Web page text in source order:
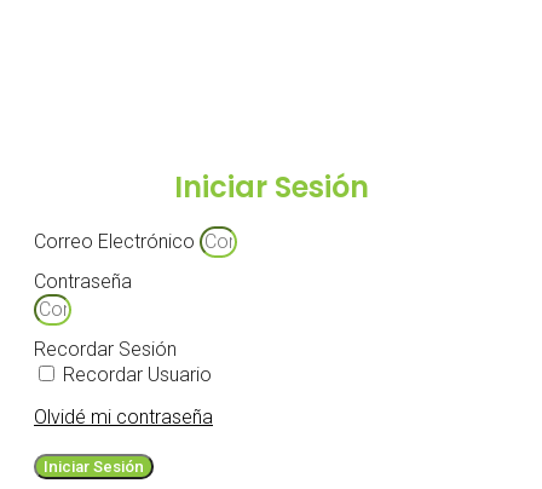
Iniciar Sesión
Correo Electrónico
Contraseña
Recordar Sesión
Recordar Usuario
Olvidé mi contraseña
Iniciar Sesión